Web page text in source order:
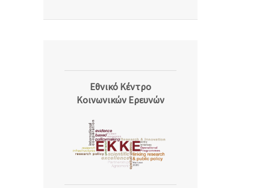
Εθνικό Κέντρο
Κοινωνικών Ερευνών